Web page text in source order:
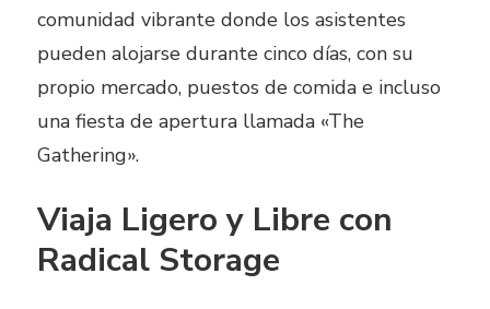
comunidad vibrante donde los asistentes
pueden alojarse durante cinco días, con su
propio mercado, puestos de comida e incluso
una fiesta de apertura llamada «The
Gathering».
Viaja Ligero y Libre con
Radical Storage